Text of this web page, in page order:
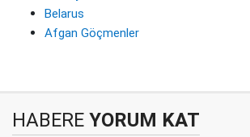
Belarus
Afgan Göçmenler
HABERE YORUM KAT